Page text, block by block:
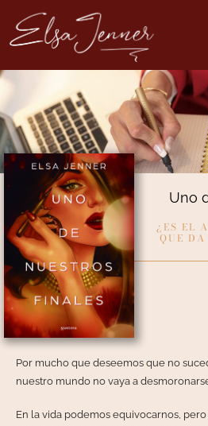
Uno
¿ES EL
QUE
Por mucho que deseemos que no
nuestro mundo no vaya a
En la vida podemos equivocarnos,